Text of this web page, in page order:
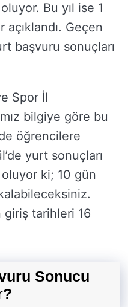
Bu yıl ise 1
Geçen
başvuru sonuçları
Spor İl
bilgiye göre bu
öğrencilere
yurt sonuçları
oluyor ki; 10 gün
giriş tarihleri 16
Sonucu